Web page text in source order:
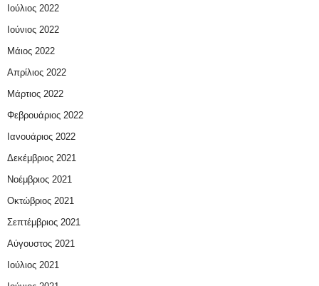
Ιούλιος 2022
Ιούνιος 2022
Μάιος 2022
Απρίλιος 2022
Μάρτιος 2022
Φεβρουάριος 2022
Ιανουάριος 2022
Δεκέμβριος 2021
Νοέμβριος 2021
Οκτώβριος 2021
Σεπτέμβριος 2021
Αύγουστος 2021
Ιούλιος 2021